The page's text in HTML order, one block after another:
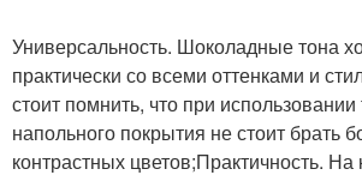
Универсальность. Шоколадные тона
практически со всеми оттенками и
стоит помнить, что при использовании
напольного покрытия не стоит брать
контрастных цветов;Практичность.